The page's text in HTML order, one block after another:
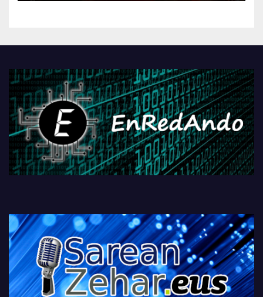
kontrola, Googleri behin
PlayStationeko bideojoko